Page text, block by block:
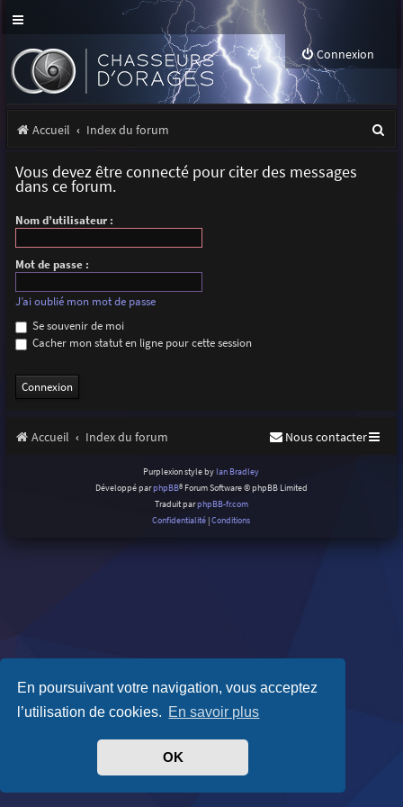
En poursuivant votre navigation, vous acceptez
l’utilisation de cookies. En savoir plus
OK
Connexion
Accueil Index du forum
Vous devez être connecté pour citer des messages
dans ce forum.
Nom d’utilisateur :
Mot de passe :
J’ai oublié mon mot de passe
Se souvenir de moi
Cacher mon statut en ligne pour cette session
Accueil Index du forum Nous contacter
Purplexion style by Ian Bradley
Développé parphpBB® Forum Software © phpBB Limited
Traduit parphpBB-fr.com
Confidentialité |Conditions